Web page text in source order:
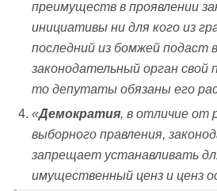
преимуществ в проявлении
инициативы ни для кого из
последний из бомжей подаст в
законодательный орган свой
то депутаты обязаны его
«Демократия, в отличие от
выборного правления,
запрещает устанавливать
имущественный ценз и ценз